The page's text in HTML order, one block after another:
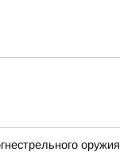
оружия